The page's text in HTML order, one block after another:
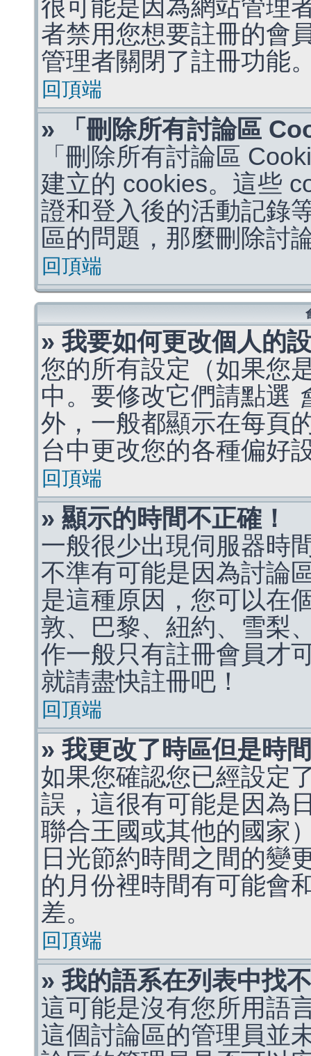
很可能是因為網站管理
者禁用您想要註冊的會
管理者關閉了註冊功能
回頂端
» 「刪除所有討論區
「刪除所有討論區
建立的 cookies。這些
證和登入後的活動記錄
區的問題，那麼刪除討
回頂端
» 我要如何更改個人的
您的所有設定（如果您
中。要修改它們請點選
外，一般都顯示在每頁
台中更改您的各種偏好
回頂端
» 顯示的時間不正確！
一般很少出現伺服器時
不準有可能是因為討論
是這種原因，您可以在
敦、巴黎、紐約、雪梨
作一般只有註冊會員才
就請盡快註冊吧！
回頂端
» 我更改了時區但是時
如果您確認您已經設定
誤，這很有可能是因為
聯合王國或其他的國家
日光節約時間之間的變
的月份裡時間有可能會
差。
回頂端
» 我的語系在列表中找
這可能是沒有您所用語
這個討論區的管理員並